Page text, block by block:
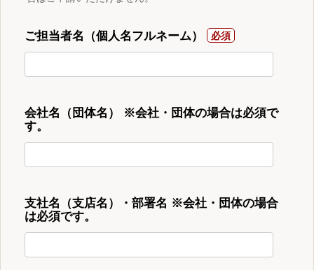
ご担当者名（個人名フルネーム）
会社名（団体名） ※会社・団体の場合は必須で
す。
支社名（支店名）・部署名 ※会社・団体の場合
は必須です。